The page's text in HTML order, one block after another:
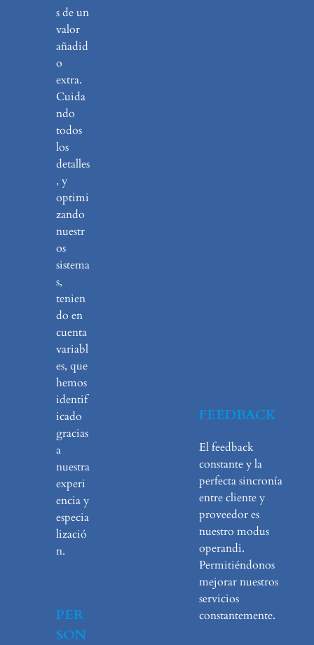
s de un
valor
añadid
o
extra.
Cuida
ndo
todos
los
detalles
, y
optimi
zando
nuestr
os
sistema
s,
tenien
do en
cuenta
variabl
es, que
hemos
identif
icado
gracias
a
nuestra
experi
encia y
especia
lizació
n.
PER
SON
FEEDBACK
El feedback
constante y la
perfecta sincronía
entre cliente y
proveedor es
nuestro modus
operandi.
Permitiéndonos
mejorar nuestros
servicios
constantemente.